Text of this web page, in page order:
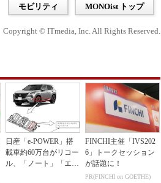
モビリティ MONOist トップ
Copyright © ITmedia, Inc. All Rights Reserved.
日産「e-POWER」搭
載車約60万台がリコー
ル、「ノート」「エク
FINCHI主催「IVS202
6」トークセッション
が話題に！
PR(FINCHI on GOETHE)